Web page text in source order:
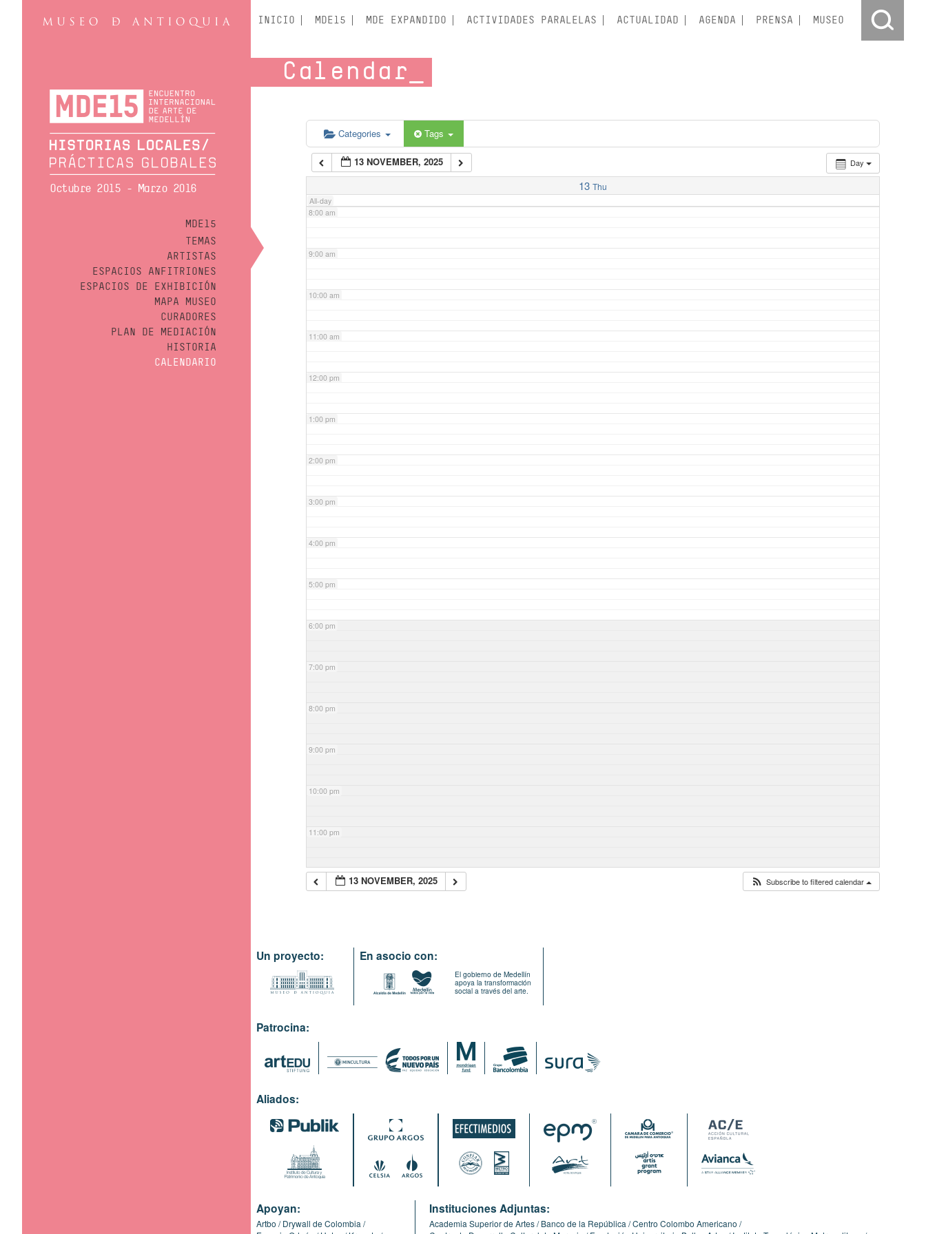
Octubre 2015 - Marzo 2016
MDE15
TEMAS
ARTISTAS
ESPACIOS ANFITRIONES
ESPACIOS DE EXHIBICIÓN
MAPA MUSEO
CURADORES
PLAN DE MEDIACIÓN
HISTORIA
CALENDARIO
INICIO MDE15 MDE EXPANDIDO ACTIVIDADES PARALELAS ACTUALIDAD AGENDA PRENSA MUSEO
Calendar
Categories Tags
Day
13 NOVEMBER, 2025
13 Thu
All-day
5:00 am
6:00 am
7:00 am
8:00 am
9:00 am
10:00 am
11:00 am
12:00 pm
1:00 pm
2:00 pm
3:00 pm
4:00 pm
5:00 pm
6:00 pm
7:00 pm
8:00 pm
9:00 pm
10:00 pm
11:00 pm
13 NOVEMBER, 2025 Subscribe to filtered calendar
Un proyecto: En asocio con:
El gobierno de Medellín
apoya la transformación
social a través del arte.
Patrocina:
Aliados:
Apoyan:
Artbo
Drywall de Colombia
Instituciones Adjuntas:
Academia Superior de Artes Banco de la República Centro Colombo Americano